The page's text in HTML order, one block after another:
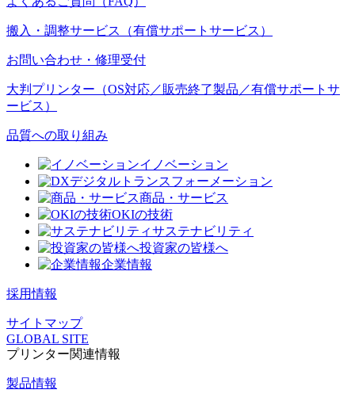
搬入・調整サービス（有償サポートサービス）
お問い合わせ・修理受付
大判プリンター（OS対応／販売終了製品／有償サポートサ
ービス）
品質への取り組み
イノベーション
デジタルトランスフォーメーション
商品・サービス
OKIの技術
サステナビリティ
投資家の皆様へ
企業情報
採用情報
サイトマップ
GLOBAL SITE
プリンター関連情報
製品情報